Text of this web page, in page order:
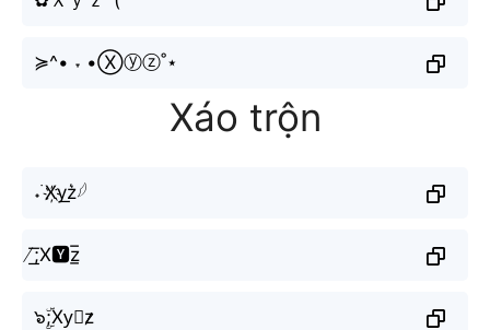
≽^• ˕ •Ⓧⓨⓩ˚⋆
Xáo trộn
˖ ࣪X҉y͟z͛𓆪
̸͟͞;X🆈z̲̅
๖ۣۜ;Xy⃘z̷̷